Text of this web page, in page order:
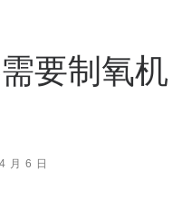
要制氧机
月 6 日